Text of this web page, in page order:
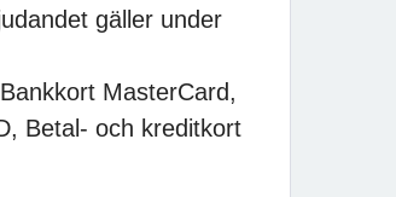
gäller under
MasterCard,
Betal- och kreditkort